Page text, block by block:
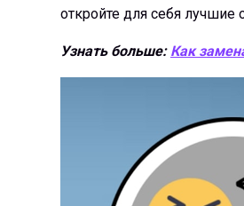
откройте для себя
Узнать больше: Как